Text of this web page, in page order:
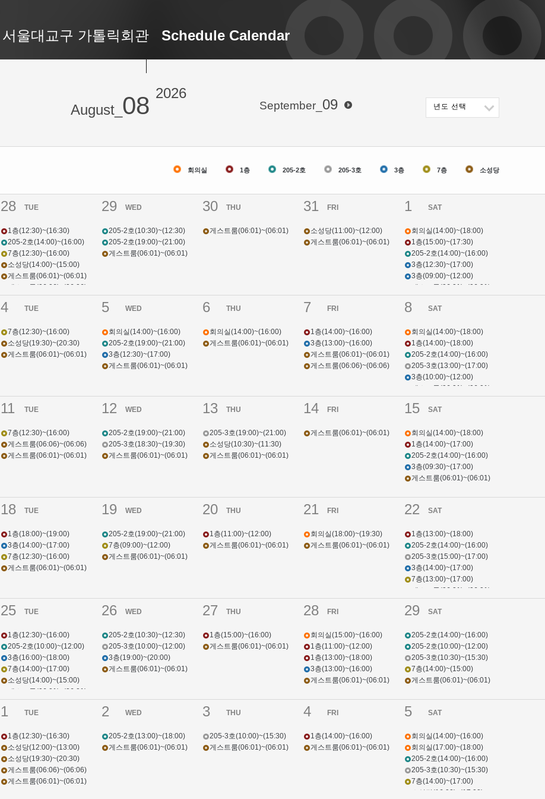
서울대교구 가톨릭회관 Schedule Calendar
August_ 08 2026
September_ 09 년도 선택
회의실 1층 205-2호 205-3호 3층 7층 소성당
28 TUE
1층(12:30)~(16:30)
205-2호(14:00)~(16:00)
7층(12:30)~(16:00)
소성당(14:00)~(15:00)
게스트룸(06:01)~(06:01)
게스트룸(06:06)~(06:06)
29 WED
205-2호(10:30)~(12:30)
205-2호(19:00)~(21:00)
게스트룸(06:01)~(06:01)
30 THU
게스트룸(06:01)~(06:01)
31 FRI
소성당(11:00)~(12:00)
게스트룸(06:01)~(06:01)
1 SAT
회의실(14:00)~(18:00)
1층(15:00)~(17:30)
205-2호(14:00)~(16:00)
3층(12:30)~(17:00)
3층(09:00)~(12:00)
게스트룸(06:01)~(06:01)
4 TUE
7층(12:30)~(16:00)
소성당(19:30)~(20:30)
게스트룸(06:01)~(06:01)
5 WED
회의실(14:00)~(16:00)
205-2호(19:00)~(21:00)
3층(12:30)~(17:00)
게스트룸(06:01)~(06:01)
6 THU
회의실(14:00)~(16:00)
게스트룸(06:01)~(06:01)
7 FRI
1층(14:00)~(16:00)
3층(13:00)~(16:00)
게스트룸(06:01)~(06:01)
게스트룸(06:06)~(06:06)
8 SAT
회의실(14:00)~(18:00)
1층(14:00)~(18:00)
205-2호(14:00)~(16:00)
205-3호(13:00)~(17:00)
3층(10:00)~(12:00)
게스트룸(06:01)~(06:01)
11 TUE
7층(12:30)~(16:00)
게스트룸(06:06)~(06:06)
게스트룸(06:01)~(06:01)
12 WED
205-2호(19:00)~(21:00)
205-3호(18:30)~(19:30)
게스트룸(06:01)~(06:01)
13 THU
205-3호(19:00)~(21:00)
소성당(10:30)~(11:30)
게스트룸(06:01)~(06:01)
14 FRI
게스트룸(06:01)~(06:01)
15 SAT
회의실(14:00)~(18:00)
1층(14:00)~(17:00)
205-2호(14:00)~(16:00)
3층(09:30)~(17:00)
게스트룸(06:01)~(06:01)
18 TUE
1층(18:00)~(19:00)
3층(14:00)~(17:00)
7층(12:30)~(16:00)
게스트룸(06:01)~(06:01)
19 WED
205-2호(19:00)~(21:00)
7층(09:00)~(12:00)
게스트룸(06:01)~(06:01)
20 THU
1층(11:00)~(12:00)
게스트룸(06:01)~(06:01)
21 FRI
회의실(18:00)~(19:30)
게스트룸(06:01)~(06:01)
22 SAT
1층(13:00)~(18:00)
205-2호(14:00)~(16:00)
205-3호(15:00)~(17:00)
3층(14:00)~(17:00)
7층(13:00)~(17:00)
게스트룸(06:01)~(06:01)
25 TUE
1층(12:30)~(16:00)
205-2호(10:00)~(12:00)
3층(16:00)~(18:00)
7층(14:00)~(17:00)
소성당(14:00)~(15:00)
게스트룸(06:01)~(06:01)
26 WED
205-2호(10:30)~(12:30)
205-3호(10:00)~(12:00)
3층(19:00)~(20:00)
게스트룸(06:01)~(06:01)
27 THU
1층(15:00)~(16:00)
게스트룸(06:01)~(06:01)
28 FRI
회의실(15:00)~(16:00)
1층(11:00)~(12:00)
1층(13:00)~(18:00)
3층(13:00)~(16:00)
게스트룸(06:01)~(06:01)
29 SAT
205-2호(14:00)~(16:00)
205-2호(10:00)~(12:00)
205-3호(10:30)~(15:30)
7층(14:00)~(15:00)
게스트룸(06:01)~(06:01)
1 TUE
1층(12:30)~(16:30)
소성당(12:00)~(13:00)
소성당(19:30)~(20:30)
게스트룸(06:06)~(06:06)
게스트룸(06:01)~(06:01)
2 WED
205-2호(13:00)~(18:00)
게스트룸(06:01)~(06:01)
3 THU
205-3호(10:00)~(15:30)
게스트룸(06:01)~(06:01)
4 FRI
1층(14:00)~(16:00)
게스트룸(06:01)~(06:01)
5 SAT
회의실(14:00)~(16:00)
회의실(17:00)~(18:00)
205-2호(14:00)~(16:00)
205-3호(10:30)~(15:30)
7층(14:00)~(17:00)
소성당(16:00)~(17:00)